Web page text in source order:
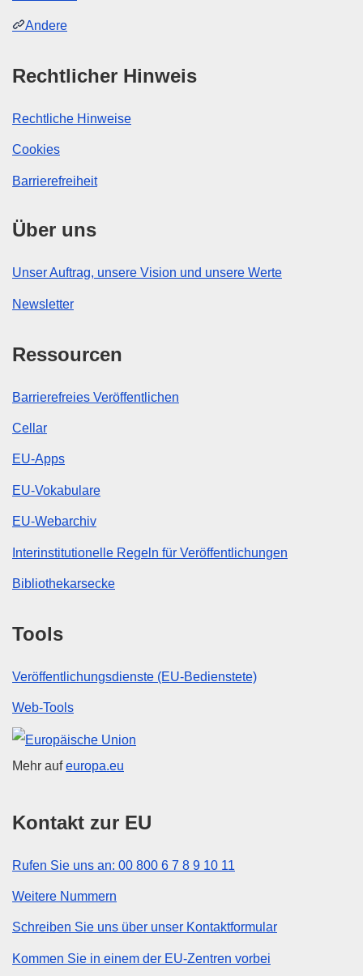
Andere
Rechtlicher Hinweis
Rechtliche Hinweise
Cookies
Barrierefreiheit
Über uns
Unser Auftrag, unsere Vision und unsere Werte
Newsletter
Ressourcen
Barrierefreies Veröffentlichen
Cellar
EU-Apps
EU-Vokabulare
EU-Webarchiv
Interinstitutionelle Regeln für Veröffentlichungen
Bibliothekarsecke
Tools
Veröffentlichungsdienste (EU-Bedienstete)
Web-Tools
Europäische Union
Mehr aufeuropa.eu
Kontakt zur EU
Rufen Sie uns an: 00 800 6 7 8 9 10 11
Weitere Nummern
Schreiben Sie uns über unser Kontaktformular
Kommen Sie in einem der EU-Zentren vorbei